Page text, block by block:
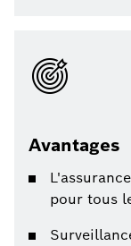
Avantages
pour tous